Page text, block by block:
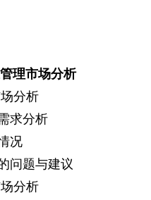
理市场分析
分析
求分析
况
问题与建议
分析